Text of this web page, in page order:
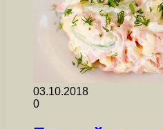
03.10.2018
0